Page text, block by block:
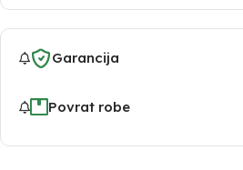
Garancija
Povrat robe